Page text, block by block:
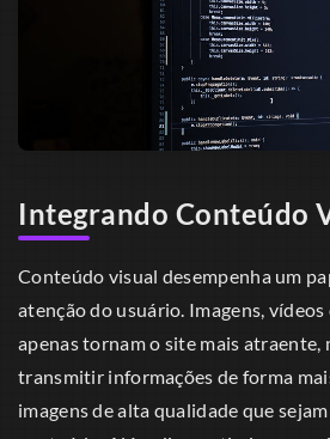
Integrando Conteúdo
Conteúdo visual desempenha um
atenção do usuário. Imagens,
apenas tornam o site mais atraente,
transmitir informações de forma
imagens de alta qualidade que